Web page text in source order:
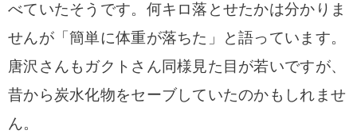
べていたそうです。 何キロ落とせたかは分かりま
せんが「簡単に体重が落ちた」と語っています。
唐沢さんもガクトさん同様見た目が若いですが、
昔から炭水化物をセーブしていたのかもしれませ
ん。